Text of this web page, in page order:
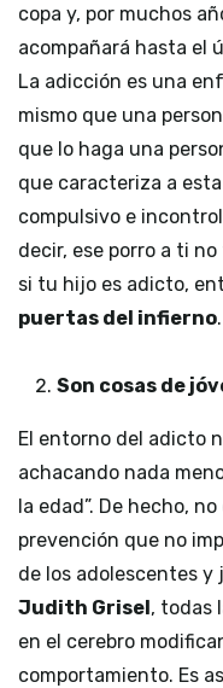
copa y, por muchos
acompañará hasta el
La adicción es una
mismo que una
que lo haga una
que caracteriza a
compulsivo e
decir, ese porro a ti
si tu hijo es adicto,
puertas del infierno.
Son cosas de
El entorno del adicto
achacando nada
la edad”. De hecho,
prevención que no
de los adolescentes y
Judith Grisel, todas
en el cerebro
comportamiento. Es